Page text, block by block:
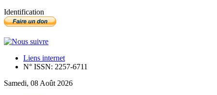
Identification
Liens internet
N° ISSN: 2257-6711
Samedi, 08 Août 2026